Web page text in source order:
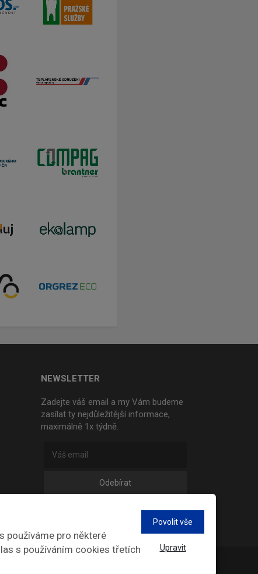
používáme pro některé
s používáním cookies třetích
Povolit vše
Upravit
NEWSLETTER
Zadejte váš email a my Vám budeme
zasílat ty nejdůležitější informace,
maximálně 1x týdně.
Odebírat